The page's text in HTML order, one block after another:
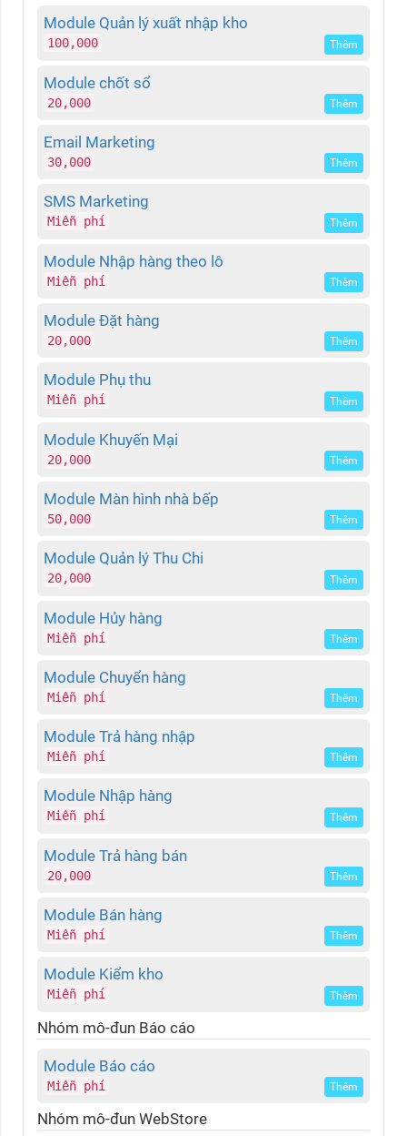
Module Quản lý xuất nhập kho
100,000 Thêm
Module chốt sổ
20,000 Thêm
Email Marketing
30,000 Thêm
SMS Marketing
Miễn phí Thêm
Module Nhập hàng theo lô
Miễn phí Thêm
Module Đặt hàng
20,000 Thêm
Module Phụ thu
Miễn phí Thêm
Module Khuyến Mại
20,000 Thêm
Module Màn hình nhà bếp
50,000 Thêm
Module Quản lý Thu Chi
20,000 Thêm
Module Hủy hàng
Miễn phí Thêm
Module Chuyển hàng
Miễn phí Thêm
Module Trả hàng nhập
Miễn phí Thêm
Module Nhập hàng
Miễn phí Thêm
Module Trả hàng bán
20,000 Thêm
Module Bán hàng
Miễn phí Thêm
Module Kiểm kho
Miễn phí Thêm
Nhóm mô-đun Báo cáo
Module Báo cáo
Miễn phí Thêm
Nhóm mô-đun WebStore